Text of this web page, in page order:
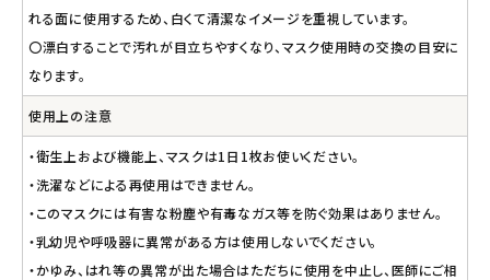
れる面に使用するため、白くて清潔なイメージを重視しています。
〇漂白することで汚れが目立ちやすくなり、マスク使用時の交換の目安に
なります。
使用上の注意
・衛生上および機能上、マスクは1日1枚お使いください。
・洗濯などによる再使用はできません。
・このマスクには有害な粉塵や有毒なガス等を防ぐ効果はありません。
・乳幼児や呼吸器に異常がある方は使用しないでください。
・かゆみ、はれ等の異常が出た場合はただちに使用を中止し、医師にご相